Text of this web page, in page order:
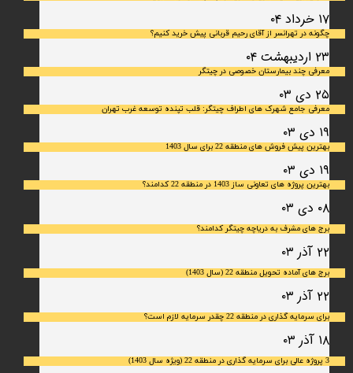
۱۷ خرداد ۰۴
چگونه در تهرانسر از آقای رحیم قربانی پیش خرید کنیم؟
۲۳ اردیبهشت ۰۴
معرفی چند بیمارستان خصوصی در چیتگر
۲۵ دی ۰۳
معرفی جامع شهرک‌ های اطراف چیتگر: قلب تپنده توسعه غرب تهران
۱۹ دی ۰۳
بهترین پیش فروش های منطقه 22 برای سال 1403
۱۹ دی ۰۳
بهترین پروژه های تعاونی ساز 1403 در منطقه 22 کدامند؟
۰۸ دی ۰۳
برج های مشرف به دریاچه چیتگر کدامند؟
۲۲ آذر ۰۳
برج های آماده تحویل منطقه 22 (سال 1403)
۲۲ آذر ۰۳
برای سرمایه‌ گذاری در منطقه 22 چقدر سرمایه لازم است؟
۱۸ آذر ۰۳
3 پروژه عالی برای سرمایه گذاری در منطقه 22 (ویژه سال 1403)